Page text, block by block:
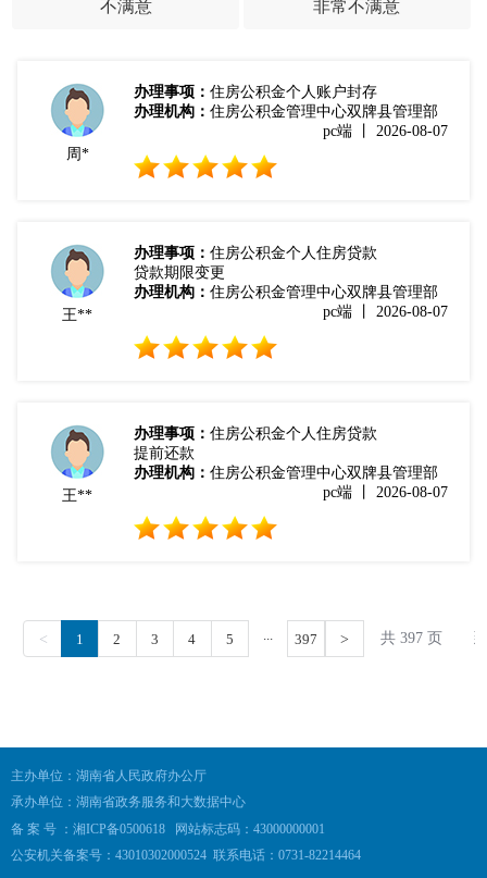
不满意 非常不满意
主办单位：湖南省人民政府办公厅
承办单位：湖南省政务服务和大数据中心
备 案 号 ：湘ICP备0500618 网站标志码：43000000001
公安机关备案号：43010302000524 联系电话：0731-82214464